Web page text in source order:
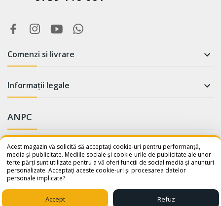
WhatsApp
Salut! Cum te putem ajuta? Scrie-
ne pe WhatsApp!
📞 +40759110001
Comenzi si livrare 
Informații legale 
ANPC
© 2026 - avatar-shop.ro was crafted with ♥ bySico Media
Acest magazin vă solicită să acceptați cookie-uri pentru performanță,
media și publicitate. Mediile sociale și cookie-urile de publicitate ale unor
terțe părți sunt utilizate pentru a vă oferi funcții de social media și anunțuri
personalizate. Acceptați aceste cookie-uri și procesarea datelor
personale implicate?
Accept Refuz